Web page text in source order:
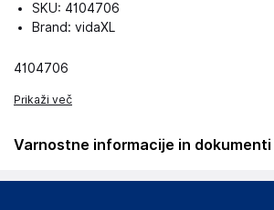
SKU: 4104706
Brand: vidaXL
4104706
Prikaži več
Varnostne informacije in dokumenti
Podatki o proizvajalcu